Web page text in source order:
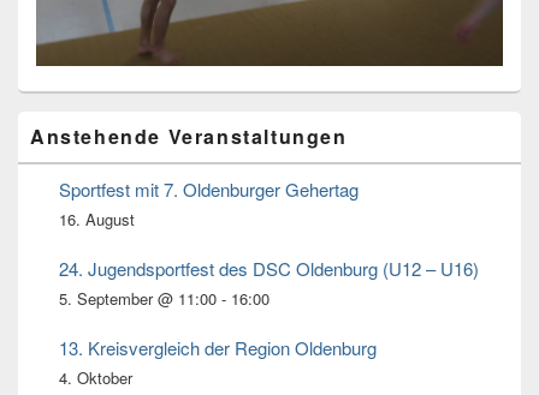
Seitenleisten
Widget-
Bereich
Anstehende Veranstaltungen
Sportfest mit 7. Oldenburger Gehertag
16. August
24. Jugendsportfest des DSC Oldenburg (U12 – U16)
5. September @ 11:00 - 16:00
13. Kreisvergleich der Region Oldenburg
4. Oktober